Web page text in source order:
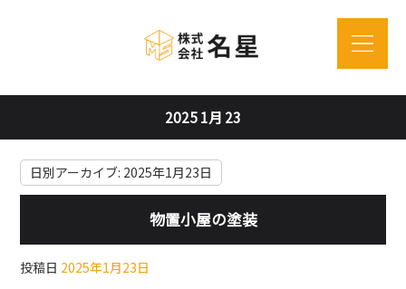
2025 1月 23
日別アーカイブ: 2025年1月23日
物置小屋の塗装
投稿日 2025年1月23日